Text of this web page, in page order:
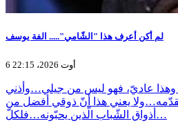
لم أكن أعرف هذا "الشّامي"..... الفة يوسف
6 أوت 2026، 22:15
عاديّ، فهو ليس من جيلي…وأذني
يقدّمه…ولا يعني هذا أنّ ذوقي أفضل من
أذواق الشّباب الّذين يحبّونه…فلكلّ…